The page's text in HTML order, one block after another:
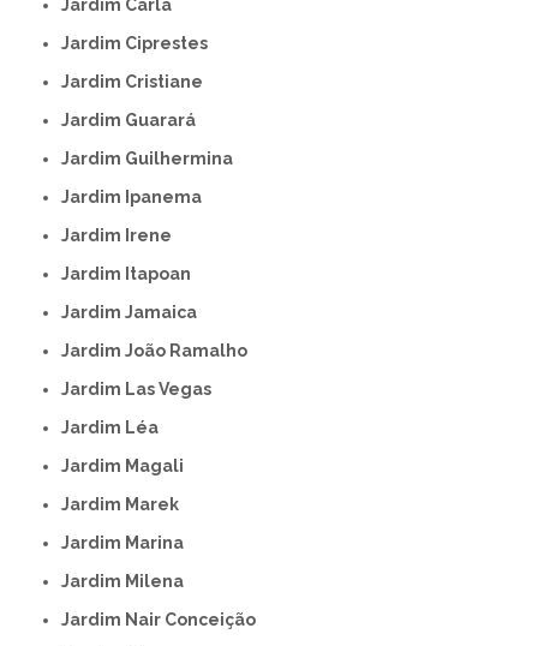
Jardim Carla
Jardim Ciprestes
Jardim Cristiane
Jardim Guarará
Jardim Guilhermina
Jardim Ipanema
Jardim Irene
Jardim Itapoan
Jardim Jamaica
Jardim João Ramalho
Jardim Las Vegas
Jardim Léa
Jardim Magali
Jardim Marek
Jardim Marina
Jardim Milena
Jardim Nair Conceição